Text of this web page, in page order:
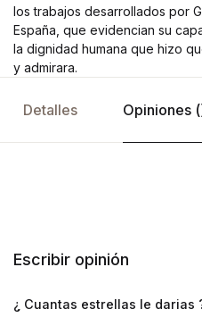
los trabajos desarrollados por
España, que evidencian su
la dignidad humana que hizo
y admirara.
Detalles Opiniones
Escribir opinión
¿ Cuantas estrellas le darias